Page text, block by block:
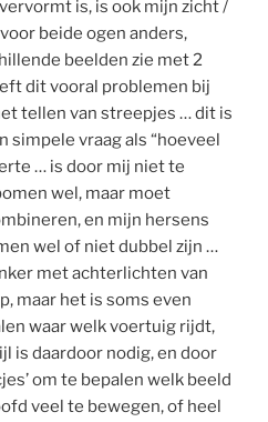
is, is ook mijn zicht /
beide ogen anders,
beelden zie met 2
dit vooral problemen bij
tellen van streepjes … dit is
simpele vraag als “hoeveel
… is door mij niet te
wel, maar moet
en mijn hersens
wel of niet dubbel zijn …
met achterlichten van
maar het is soms even
waar welk voertuig rijdt,
is daardoor nodig, en door
om te bepalen welk beeld
veel te bewegen, of heel